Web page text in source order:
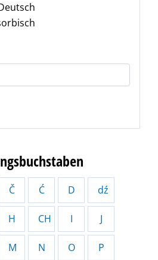
Č Ć D dź
H CH I J
M N O P